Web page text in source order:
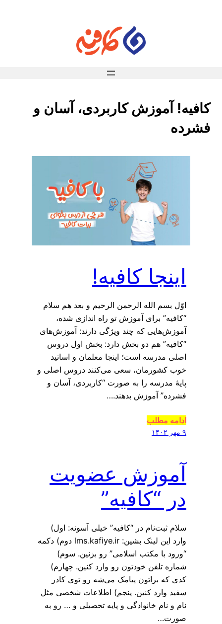
کافیه! آموزش کاربردی، آسان و
فشرده
اینجا کافیه!
اوّل بسم الله الرحمن الرحیم و بعد هم سلام
“کافیه” برای آموزش تو راه اندازی شده،
آموزش‌هایی که چند ویژگی دارند: آموزش‌های
“کافیه” هم دو بخش دارد: بخش اول دروس
اصلی مدرسه است؛ اینجا معلمان و اساتید
خوب کشورمان، سعی می‌کنند دروس اصلی و
پایۀ مدرسه را به صورت “کاربردی، آسان و
فشرده” آموزش بدهند.…
ادامه مطلب
۹ مهر ۱۴۰۲
آموزش عضویت
در “کافیه”
سلام ثبت‌نام در “کافیه” خیلی آسونه: اول)
وارد این لینک بشین: lms.kafiye.ir دوم) دکمه
“ورود با مکتب اسلامی” رو بزنین. سوم)
شماره تلفن خودتون رو وارد کنین. چهارم)
کدی که براتون پیامک می‌شه رو توی کادر
سفید وارد کنین. پنجم) اطلاعات شخصی مثل
نام و نام خانوادگی و پایه تحصیلی و … رو به
صورت…